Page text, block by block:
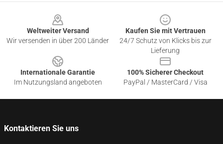
Weltweiter Versand
Wir versenden in über 200 Länder
Kaufen Sie mit Vertrauen
24/7 Schutz von Klicks bis zur
Lieferung
Internationale Garantie
Im Nutzungsland angeboten
100% Sicherer Checkout
PayPal / MasterCard / Visa
Kontaktieren Sie uns